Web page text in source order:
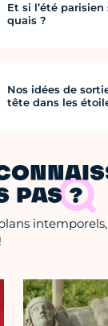
Et si l’été
quais ?
Nos idées de
tête dans les
PAS ?